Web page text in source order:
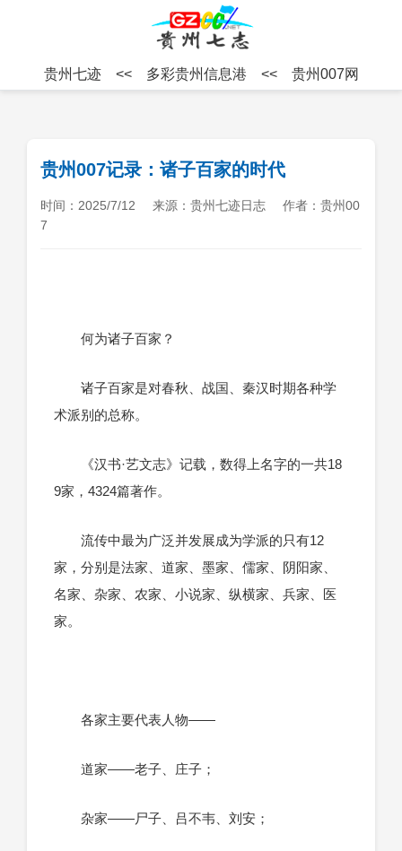
贵州七迹 << 多彩贵州信息港 << 贵州007网
贵州007记录：诸子百家的时代
时间：2025/7/12 来源：贵州七迹日志
作者：贵州00
7
何为诸子百家？
诸子百家是对春秋、战国、秦汉时期各种学
术派别的总称。
《汉书·艺文志》记载，数得上名字的一共18
9家，4324篇著作。
流传中最为广泛并发展成为学派的只有12
家，分别是法家、道家、墨家、儒家、阴阳家、
名家、杂家、农家、小说家、纵横家、兵家、医
家。
各家主要代表人物——
道家——老子、庄子；
杂家——尸子、吕不韦、刘安；